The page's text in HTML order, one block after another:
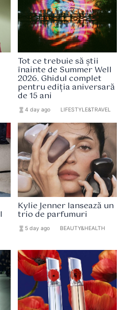
Tot ce trebuie să știi
înainte de Summer Well
2026. Ghidul complet
pentru ediția aniversară
de 15 ani
hourglass_full 4 day ago LIFESTYLE&TRAVEL
Kylie Jenner lansează un
trio de parfumuri
hourglass_full 5 day ago BEAUTY&HEALTH